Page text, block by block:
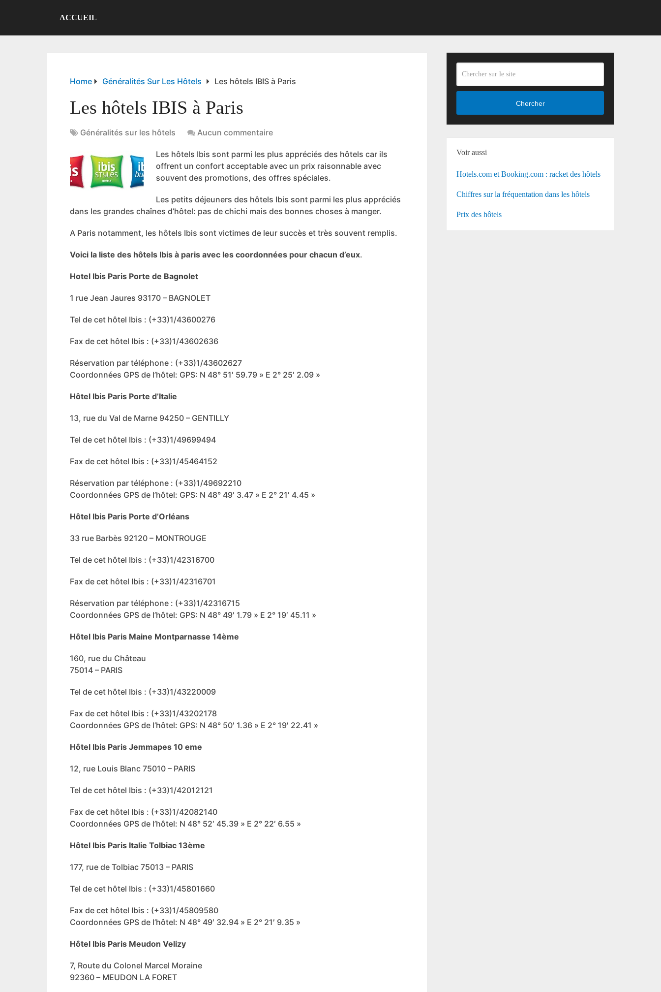
ACCUEIL
Home Généralités Sur Les Hôtels Les hôtels IBIS à Paris
Les hôtels IBIS à Paris
Généralités sur les hôtels Aucun commentaire
Les hôtels Ibis sont parmi les plus appréciés des hôtels car ils
offrent un confort acceptable avec un prix raisonnable avec
souvent des promotions, des offres spéciales.
Les petits déjeuners des hôtels Ibis sont parmi les plus appréciés
dans les grandes chaînes d’hôtel: pas de chichi mais des bonnes choses à manger.
A Paris notamment, les hôtels Ibis sont victimes de leur succès et très souvent remplis.
Voici la liste des hôtels Ibis à paris avec les coordonnées pour chacun d’eux.
Hotel Ibis Paris Porte de Bagnolet
1 rue Jean Jaures 93170 – BAGNOLET
Tel de cet hôtel Ibis : (+33)1/43600276
Fax de cet hôtel Ibis : (+33)1/43602636
Réservation par téléphone : (+33)1/43602627
Coordonnées GPS de l’hôtel: GPS: N 48° 51′ 59.79 » E 2° 25′ 2.09 »
Hôtel Ibis Paris Porte d’Italie
13, rue du Val de Marne 94250 – GENTILLY
Tel de cet hôtel Ibis : (+33)1/49699494
Fax de cet hôtel Ibis : (+33)1/45464152
Réservation par téléphone : (+33)1/49692210
Coordonnées GPS de l’hôtel: GPS: N 48° 49′ 3.47 » E 2° 21′ 4.45 »
Hôtel Ibis Paris Porte d’Orléans
33 rue Barbès 92120 – MONTROUGE
Tel de cet hôtel Ibis : (+33)1/42316700
Fax de cet hôtel Ibis : (+33)1/42316701
Réservation par téléphone : (+33)1/42316715
Coordonnées GPS de l’hôtel: GPS: N 48° 49′ 1.79 » E 2° 19′ 45.11 »
Hôtel Ibis Paris Maine Montparnasse 14ème
160, rue du Château
75014 – PARIS
Tel de cet hôtel Ibis : (+33)1/43220009
Fax de cet hôtel Ibis : (+33)1/43202178
Coordonnées GPS de l’hôtel: GPS: N 48° 50′ 1.36 » E 2° 19′ 22.41 »
Hôtel Ibis Paris Jemmapes 10 eme
12, rue Louis Blanc 75010 – PARIS
Tel de cet hôtel Ibis : (+33)1/42012121
Fax de cet hôtel Ibis : (+33)1/42082140
Coordonnées GPS de l’hôtel: N 48° 52′ 45.39 » E 2° 22′ 6.55 »
Hôtel Ibis Paris Italie Tolbiac 13ème
177, rue de Tolbiac 75013 – PARIS
Tel de cet hôtel Ibis : (+33)1/45801660
Fax de cet hôtel Ibis : (+33)1/45809580
Coordonnées GPS de l’hôtel: N 48° 49′ 32.94 » E 2° 21′ 9.35 »
Hôtel Ibis Paris Meudon Velizy
7, Route du Colonel Marcel Moraine
92360 – MEUDON LA FORET
Chercher
Voir aussi
Hotels.com et Booking.com : racket des hôtels
Chiffres sur la fréquentation dans les hôtels
Prix des hôtels